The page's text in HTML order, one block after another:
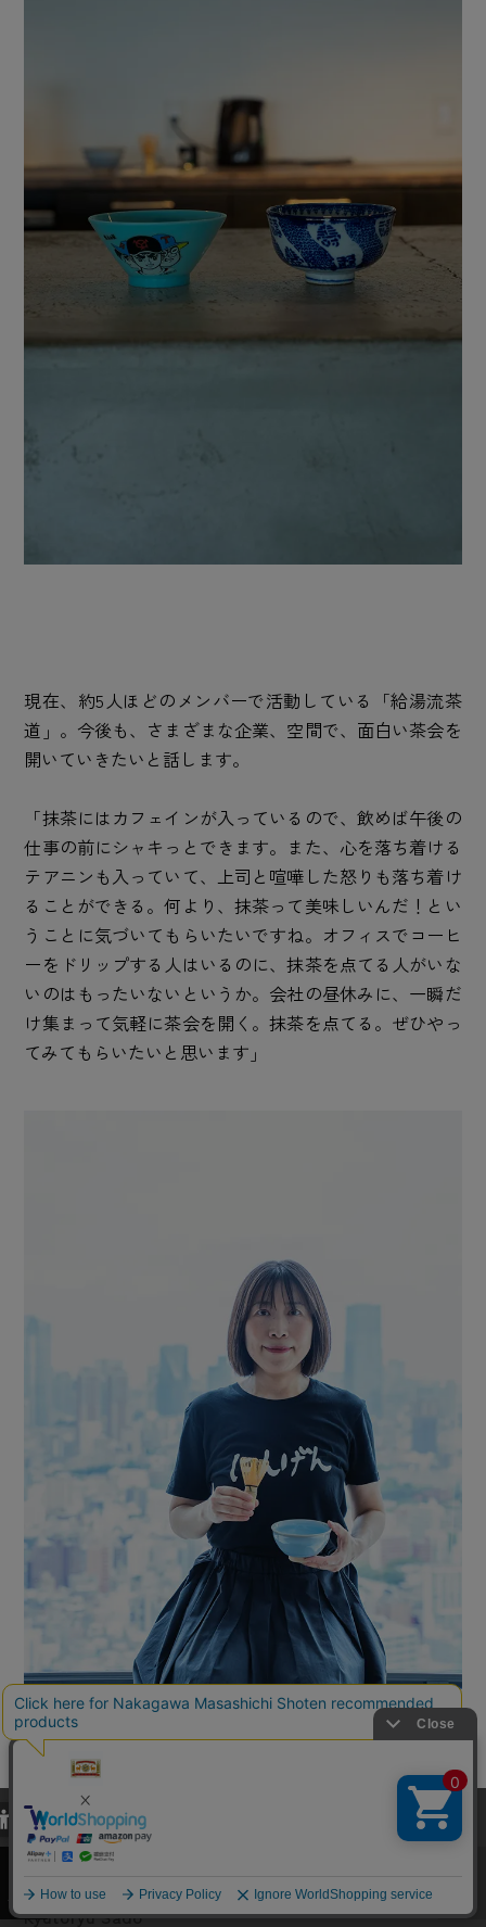
現在、約5人ほどのメンバーで活動している「給湯流茶
道」。今後も、さまざまな企業、空間で、面白い茶会を
開いていきたいと話します。
「抹茶にはカフェインが入っているので、飲めば午後の
仕事の前にシャキっとできます。また、心を落ち着ける
テアニンも入っていて、上司と喧嘩した怒りも落ち着け
ることができる。何より、抹茶って美味しいんだ！とい
うことに気づいてもらいたいですね。オフィスでコーヒ
ーをドリップする人はいるのに、抹茶を点てる人がいな
いのはもったいないというか。会社の昼休みに、一瞬だ
け集まって気軽に茶会を開く。抹茶を点てる。ぜひやっ
てみてもらいたいと思います」
給湯流茶道
Kyutoryu Sado
当サイトでは、当サイト内における閲覧履歴・属性情報などの取得およ
び利便性向上のためにクッキー（Cookie）を使用いたします。詳細に
関しては「プライバシーポリシー
承諾する